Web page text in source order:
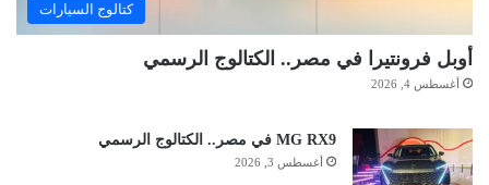
كتالوج السيارات
أوبل فرونتيرا في مصر.. الكتالوج الرسمي
أغسطس 4, 2026
MG RX9 في مصر.. الكتالوج الرسمي
أغسطس 3, 2026